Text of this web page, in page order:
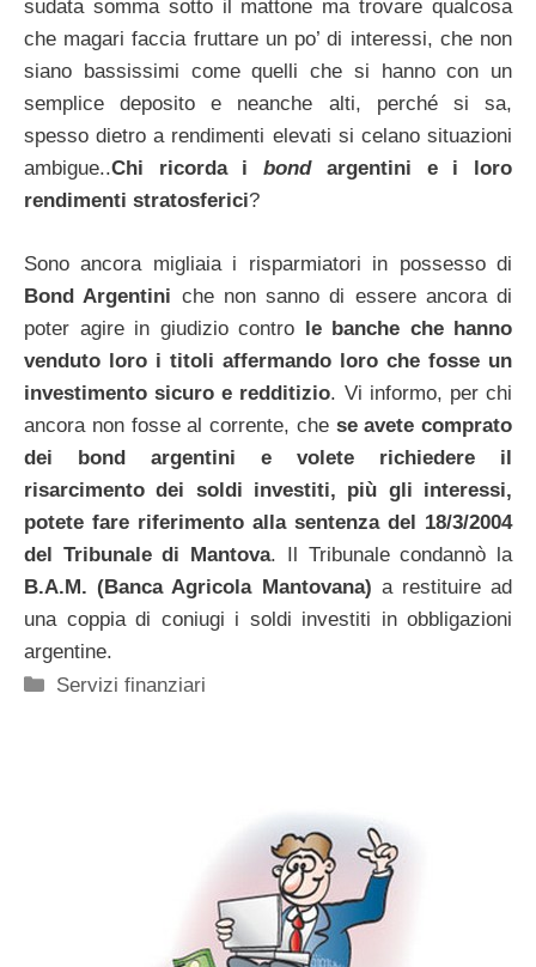
sudata somma sotto il mattone ma trovare qualcosa
che magari faccia fruttare un po’ di interessi, che non
siano bassissimi come quelli che si hanno con un
semplice deposito e neanche alti, perché si sa,
spesso dietro a rendimenti elevati si celano situazioni
ambigue..Chi ricorda ibond argentini e i loro
rendimenti stratosferici?
Sono ancora migliaia i risparmiatori in possesso di
Bond Argentini che non sanno di essere ancora di
poter agire in giudizio contro le banche che hanno
venduto loro i titoli affermando loro che fosse un
investimento sicuro e redditizio. Vi informo, per chi
ancora non fosse al corrente, che se avete comprato
dei bond argentini e volete richiedere il
risarcimento dei soldi investiti, più gli interessi,
potete fare riferimento alla sentenza del 18/3/2004
del Tribunale di Mantova. Il Tribunale condannò la
B.A.M. (Banca Agricola Mantovana) a restituire ad
una coppia di coniugi i soldi investiti in obbligazioni
argentine.
Categorie
Servizi finanziari